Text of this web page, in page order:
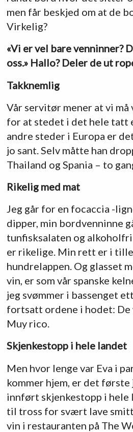
men får beskjed om at de
Virkelig?
«Vi er vel bare venninner?
oss.» Hallo? Deler de ut
Takknemlig
Vår servitør mener at vi
for at stedet i det hele tatt
andre steder i Europa er
jo sant. Selv måtte han
Thailand og Spania – to
Rikelig med mat
Jeg går for en focaccia -
dipper, min bordvenninne
tunfisksalaten og
er rikelige. Min rett er i
hundrelappen. Og glasset
vin, er som vår spanske
jeg svømmer i bassenget
fortsatt ordene i hodet:
Muy rico.
Skjenkestopp i hele landet
Men hvor lenge var Eva i
kommer hjem, er det første
innført skjenkestopp i hele
til tross for svært lave
vin i restauranten på The